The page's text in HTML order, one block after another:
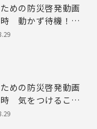
めの防災啓発動画
時 動かず待機！
えておこう！」
めの防災啓発動画
時 気をつけるこ
ること」